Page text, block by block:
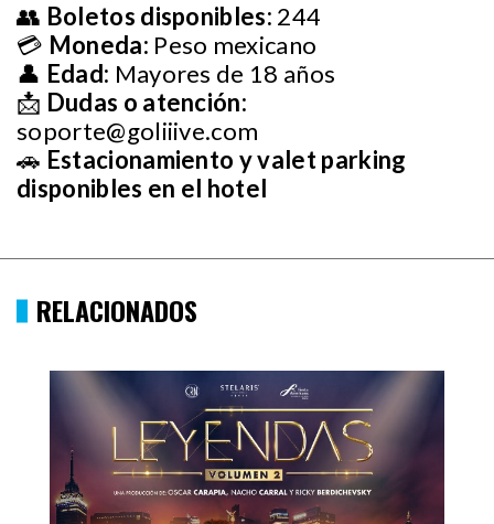
👥 Boletos disponibles: 244
💳 Moneda: Peso mexicano
👤 Edad: Mayores de 18 años
📩 Dudas o atención:
soporte@goliiive.com
🚗 Estacionamiento y valet parking
disponibles en el hotel
RELACIONADOS